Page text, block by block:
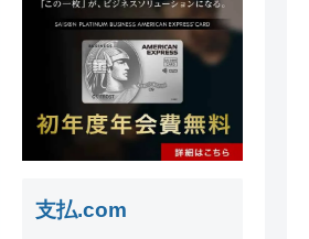
支払.com